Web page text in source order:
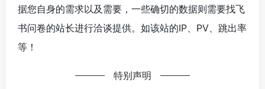
据您自身的需求以及需要，一些确切的数据则需要找飞
书问卷的站长进行洽谈提供。如该站的IP、PV、跳出率
等！
特别声明